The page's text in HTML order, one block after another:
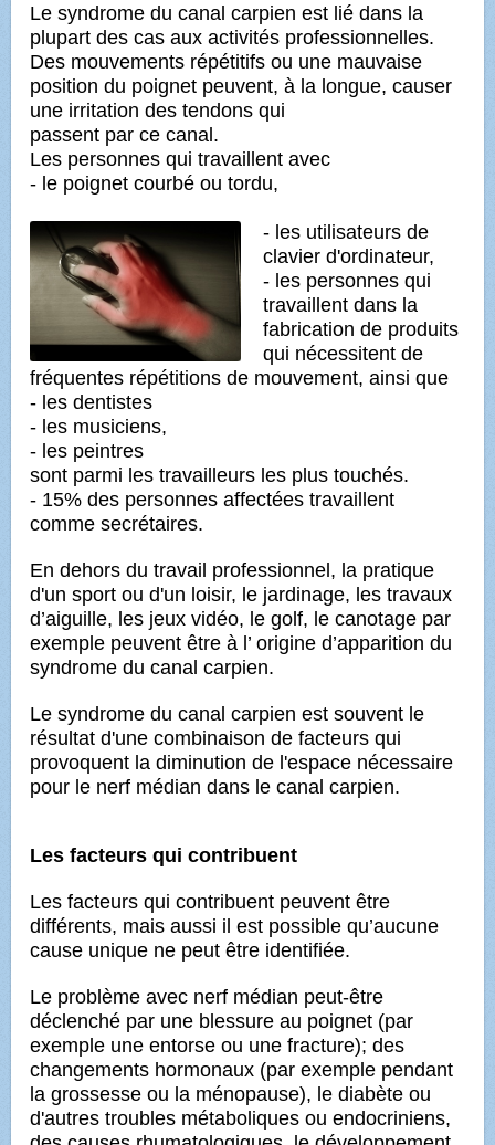
Le syndrome du canal carpien est lié dans la
plupart des cas aux activités professionnelles.
Des mouvements répétitifs ou une mauvaise
position du poignet peuvent, à la longue, causer
une irritation des tendons qui
passent par ce canal.
Les personnes qui travaillent avec
- le poignet courbé ou tordu,
- les utilisateurs de
clavier d'ordinateur,
- les personnes qui
travaillent dans la
fabrication de produits
qui nécessitent de
fréquentes répétitions de mouvement, ainsi que
- les dentistes
- les musiciens,
- les peintres
sont parmi les travailleurs les plus touchés.
- 15% des personnes affectées travaillent
comme secrétaires.
En dehors du travail professionnel, la pratique
d'un sport ou d'un loisir, le jardinage, les travaux
d’aiguille, les jeux vidéo, le golf, le canotage par
exemple peuvent être à l’ origine d’apparition du
syndrome du canal carpien.
Le syndrome du canal carpien est souvent le
résultat d'une combinaison de facteurs qui
provoquent la diminution de l'espace nécessaire
pour le nerf médian dans le canal carpien.
Les facteurs qui contribuent
Les facteurs qui contribuent peuvent être
différents, mais aussi il est possible qu’aucune
cause unique ne peut être identifiée.
Le problème avec nerf médian peut-être
déclenché par une blessure au poignet (par
exemple une entorse ou une fracture); des
changements hormonaux (par exemple pendant
la grossesse ou la ménopause), le diabète ou
d'autres troubles métaboliques ou endocriniens,